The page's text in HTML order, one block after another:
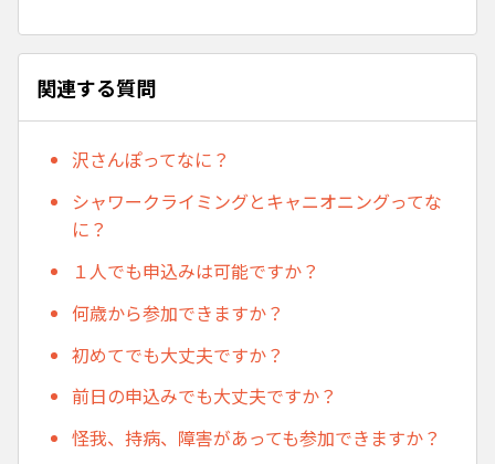
関連する質問
沢さんぽってなに？
シャワークライミングとキャニオニングってな
に？
１人でも申込みは可能ですか？
何歳から参加できますか？
初めてでも大丈夫ですか？
前日の申込みでも大丈夫ですか？
怪我、持病、障害があっても参加できますか？